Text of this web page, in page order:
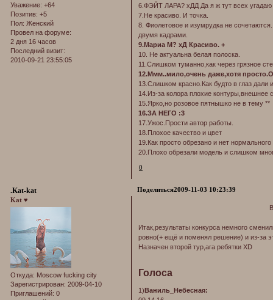
Уважение: +64
Позитив: +5
Пол: Женский
Провел на форуме:
2 дня 16 часов
Последний визит:
2010-09-21 23:55:05
6.ФЭЙТ ЛАРА? хДД Да я ж тут всех угадаю
7.Не красиво. И точка.
8. Фиолетовое и изумрудка не
двумя кадрами.
9.Мариа М? хД Красиво. +
10. Не актуальна белая полоска.
11.Слишком туманно,как через грязное
12.Ммм..мило,очень даже,хотя
13.Слишком красно.Как будто в глаз дали
14.Из-за колора плохие контуры,внешнее
15.Ярко,но розовое пятнышко не в тему **
16.ЗА НЕГО :3
17.Ужос.Прости автор работы.
18.Плохое качество и цвет
19.Как просто обрезано и нет
20.Плохо обрезали модель и слишком
0
Поделиться2009-11-03 10:23:39
.Kat-kat
Kat ♥
Откуда: Moscow fucking city
Зарегистрирован: 2009-04-10
Приглашений: 0
Итак,результаты конкурса немного
ровно(+ ещё и поменял решение) и из-за
Назначен второй тур,ага ребятки XD
Голоса
1)Ваниль_Небесная: